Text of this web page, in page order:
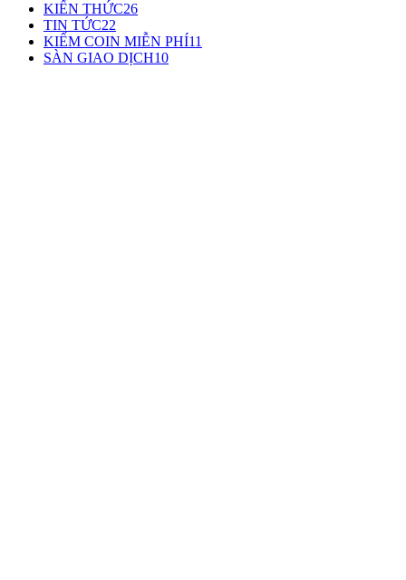
KIẾN THỨC26
TIN TỨC22
KIẾM COIN MIỄN PHÍ11
SÀN GIAO DỊCH10